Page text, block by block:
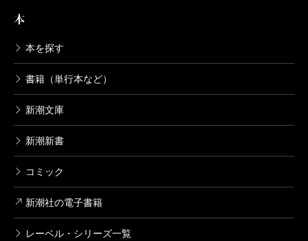
本
本を探す
書籍（単行本など）
新潮文庫
新潮新書
コミック
新潮社の電子書籍
レーベル・シリーズ一覧